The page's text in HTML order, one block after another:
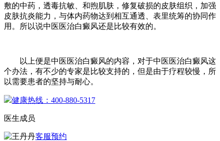
敷的中药，透毒抗敏、和煦肌肤，修复破损的皮肤组织，加强
皮肤抗炎能力，与体内药物达到相互通透、表里统筹的协同作
用。所以说中医医治白癜风还是比较有效的。
以上便是中医医治白癜风的内容，对于中医医治白癜风这
个办法，有不少的专家是比较支持的，但是由于疗程较慢，所
以需要患者的坚持与耐心。
健康热线：400-880-5317
医生成员
客服预约